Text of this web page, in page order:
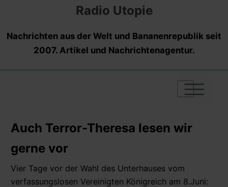
Radio Utopie
Nachrichten aus der Welt und Bananenrepublik seit
2007. Artikel und Nachrichtenagentur.
|
|
|
Auch Terror-Theresa lesen wir
gerne vor
Vier Tage vor der Wahl des Unterhauses vom
verfassungslosen Vereinigten Königreich am 8.Juni: